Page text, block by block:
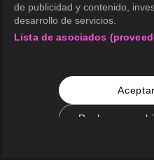
de publicidad y contenido,
desarrollo de servicios.
Lista de asociados
Rechazar